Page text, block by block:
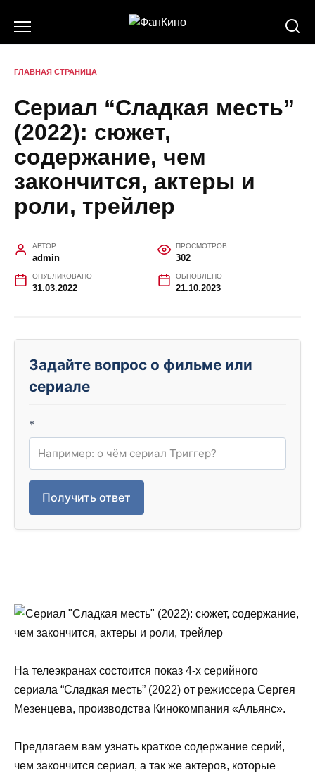
ГЛАВНАЯ СТРАНИЦА
Сериал “Сладкая месть”
(2022): сюжет,
содержание, чем
закончится, актеры и
роли, трейлер
АВТОР
admin
ПРОСМОТРОВ
302
ОПУБЛИКОВАНО
31.03.2022
ОБНОВЛЕНО
21.10.2023
Задайте вопрос о фильме или
сериале
*
Получить ответ
На телеэкранах состоится показ 4-х серийного
сериала “Сладкая месть” (2022) от режиссера Сергея
Мезенцева, производства Кинокомпания «Альянс».
Предлагаем вам узнать краткое содержание серий,
чем закончится сериал, а так же актеров, которые